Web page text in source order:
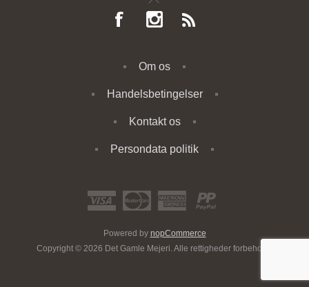
Om os
Handelsbetingelser
Kontakt os
Persondata politik
Powered by nopCommerce
Copyright © 2026 Det Gamle Mejeri. Alle rettigheder forbeholdt.